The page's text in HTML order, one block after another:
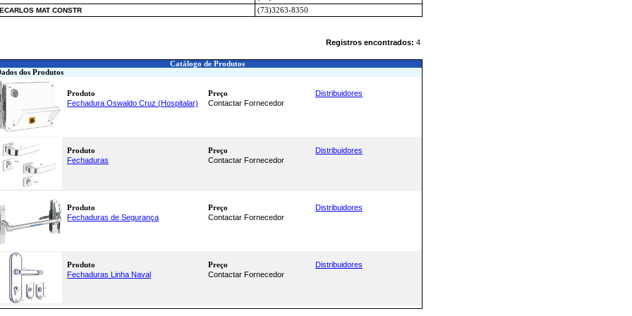
MAT CONSTR
(73)3263-8350
Registros encontrados: 4
Catálogo de Produtos
dos Produtos
Produto Preço
Distribuidores
Fechadura Oswaldo Cruz (Hospitalar)
Contactar Fornecedor
Produto Preço
Distribuidores
Fechaduras
Contactar Fornecedor
Produto Preço
Distribuidores
Fechaduras de Segurança
Contactar Fornecedor
Produto Preço
Distribuidores
Fechaduras Linha Naval
Contactar Fornecedor